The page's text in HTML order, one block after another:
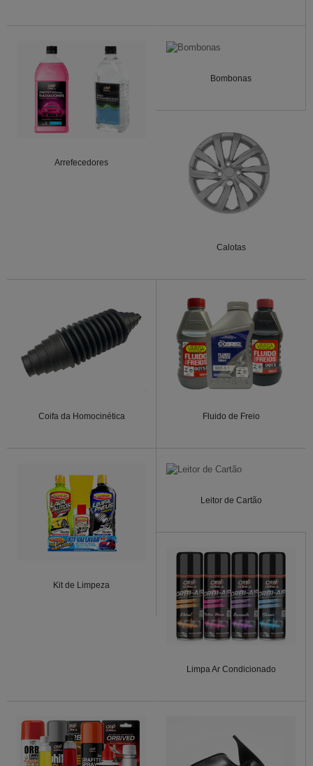
Arrefecedores
Bombonas
Calotas
Coifa da Homocinética Fluido de Freio
Kit de Limpeza
Leitor de Cartão
Limpa Ar Condicionado